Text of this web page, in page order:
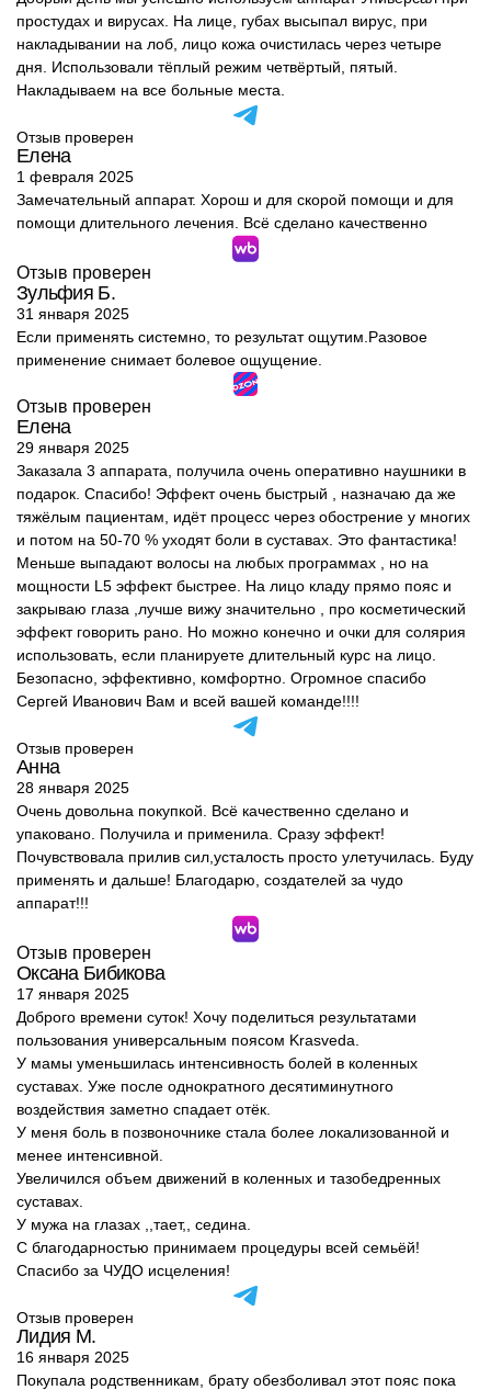
простудах и вирусах. На лице, губах высыпал вирус, при
накладывании на лоб, лицо кожа очистилась через четыре
дня. Использовали тёплый режим четвёртый, пятый.
Накладываем на все больные места.
Отзыв проверен
Елена
1 февраля 2025
Замечательный аппарат. Хорош и для скорой помощи и для
помощи длительного лечения. Всё сделано качественно
Отзыв проверен
Зульфия Б.
31 января 2025
Если применять системно, то результат ощутим.Разовое
применение снимает болевое ощущение.
Отзыв проверен
Елена
29 января 2025
Заказала 3 аппарата, получила очень оперативно наушники в
подарок. Спасибо! Эффект очень быстрый , назначаю да же
тяжёлым пациентам, идёт процесс через обострение у многих
и потом на 50-70 % уходят боли в суставах. Это фантастика!
Меньше выпадают волосы на любых программах , но на
мощности L5 эффект быстрее. На лицо кладу прямо пояс и
закрываю глаза ,лучше вижу значительно , про косметический
эффект говорить рано. Но можно конечно и очки для солярия
использовать, если планируете длительный курс на лицо.
Безопасно, эффективно, комфортно. Огромное спасибо
Сергей Иванович Вам и всей вашей команде!!!!
Отзыв проверен
Анна
28 января 2025
Очень довольна покупкой. Всё качественно сделано и
упаковано. Получила и применила. Сразу эффект!
Почувствовала прилив сил,усталость просто улетучилась. Буду
применять и дальше! Благодарю, создателей за чудо
аппарат!!!
Отзыв проверен
Оксана Бибикова
17 января 2025
Доброго времени суток! Хочу поделиться результатами
пользования универсальным поясом Krasveda.
У мамы уменьшилась интенсивность болей в коленных
суставах. Уже после однократного десятиминутного
воздействия заметно спадает отёк.
У меня боль в позвоночнике стала более локализованной и
менее интенсивной.
Увеличился объем движений в коленных и тазобедренных
суставах.
У мужа на глазах ,,тает,, седина.
С благодарностью принимаем процедуры всей семьёй!
Спасибо за ЧУДО исцеления!
Отзыв проверен
Лидия М.
16 января 2025
Покупала родственникам, брату обезболивал этот пояс пока